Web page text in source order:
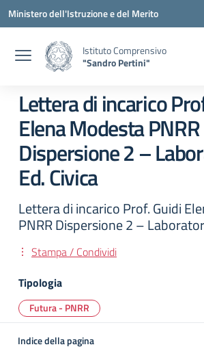
Vai ai contenuti
Vai al menu di navigazione
Vai al footer
Ministero dell'Istruzione e del Merito
Istituto Comprensivo
"Sandro Pertini"
Lettera di incarico
Elena Modesta PNRR
Dispersione 2 –
Ed. Civica
Lettera di incarico Prof. Guidi
PNRR Dispersione 2 –
Stampa / Condividi
Tipologia
Futura - PNRR
Indice della pagina